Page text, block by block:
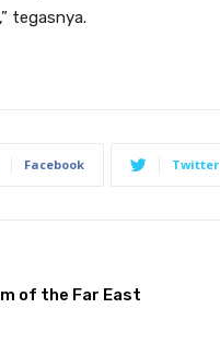
tegasnya.
Facebook Twitter
of the Far East